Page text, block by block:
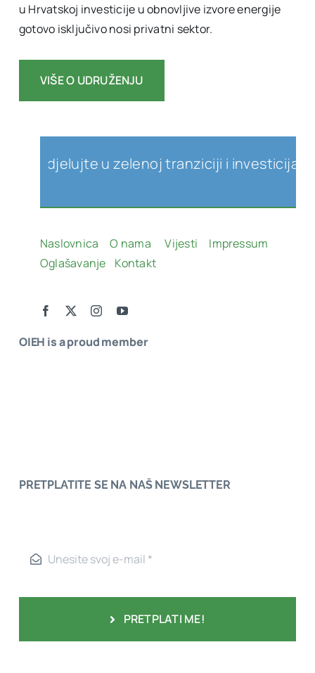
u Hrvatskoj investicije u obnovljive izvore energije
gotovo isključivo nosi privatni sektor.
VIŠE O UDRUŽENJU
OIEH is a proud member
PRETPLATITE SE NA NAŠ NEWSLETTER
PRETPLATI ME!
u zelenoj tranziciji i investicijama
Naslovnica O nama Vijesti
Impressum
Oglašavanje
Kontakt